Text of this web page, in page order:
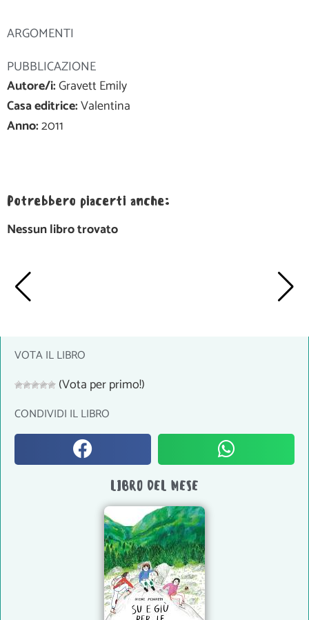
PUBBLICAZIONE
Autore/i:Gravett Emily
Casa editrice:Valentina
Anno:2011
ARGOMENTI
Potrebbero piacerti anche:
Nessun libro trovato
VOTA IL LIBRO
(Vota per primo!)
CONDIVIDI IL LIBRO
LIBRO DEL MESE